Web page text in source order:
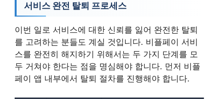
서비스 완전 탈퇴 프로세스
이번 일로 서비스에 대한 신뢰를 잃어 완전한 탈퇴
를 고려하는 분들도 계실 것입니다. 비플페이 서비
스를 완전히 해지하기 위해서는 두 가지 단계를 모
두 거쳐야 한다는 점을 명심해야 합니다. 먼저 비플
페이 앱 내부에서 탈퇴 절차를 진행해야 합니다.